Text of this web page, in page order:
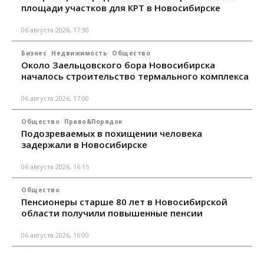
площади участков для КРТ в Новосибирске
06 августа 2026, 17:30
Бизнес Недвижимость Общество
Около Заельцовского бора Новосибирска
началось строительство термального комплекса
06 августа 2026, 17:00
Общество Право&Порядок
Подозреваемых в похищении человека
задержали в Новосибирске
06 августа 2026, 16:15
Общество
Пенсионеры старше 80 лет в Новосибирской
области получили повышенные пенсии
06 августа 2026, 16:00